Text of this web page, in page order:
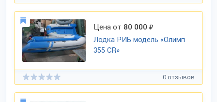
Цена от 80 000 ₽
Лодка РИБ модель «Олимп
355 СR»
0 отзывов